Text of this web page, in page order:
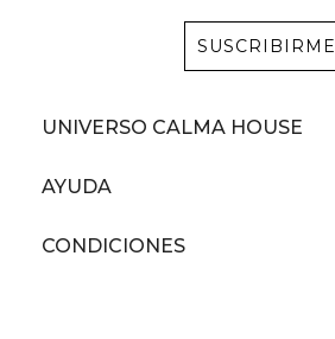
SUSCRIBIRME
UNIVERSO CALMA HOUSE
AYUDA
CONDICIONES